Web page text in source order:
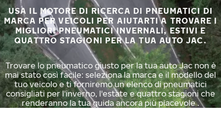
USA IL MOTORE DI RICERCA DI PNEUMATICI DI
MARCA PER VEICOLI PER AIUTARTI A TROVARE I
MIGLIORI PNEUMATICI INVERNALI, ESTIVI E
QUATTRO STAGIONI PER LA TUA AUTO JAC.
Trovare lo pneumatico giusto per la tua auto Jac non è
mai stato così facile: seleziona la marca e il modello del
tuo veicolo e ti forniremo un elenco di pneumatici
consigliati per l'inverno, l'estate e quattro stagioni che
renderanno la tua guida ancora più piacevole .